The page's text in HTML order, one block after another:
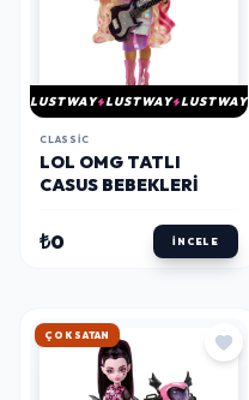
LUSTWAY LUSTWAY LUSTWAY
CLASSIC
LOL OMG TATLI
CASUS BEBEKLERI
₺0 İNCELE
HIZLI KARGO